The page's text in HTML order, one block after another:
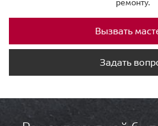
ремонту.
Вызвать
Задать